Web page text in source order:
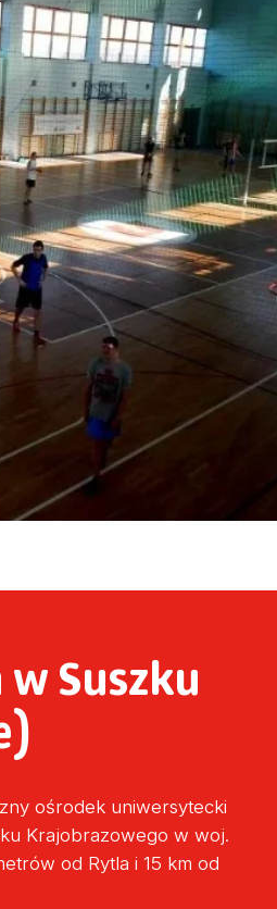
Suszku
ośrodek uniwersytecki
Krajobrazowego w woj.
od Rytla i 15 km od